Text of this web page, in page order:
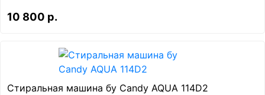
10 800 р.
Стиральная машина бу Candy AQUA 114D2